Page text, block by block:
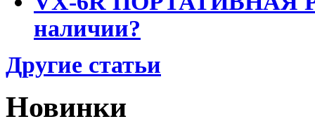
наличии?
Другие статьи
Новинки